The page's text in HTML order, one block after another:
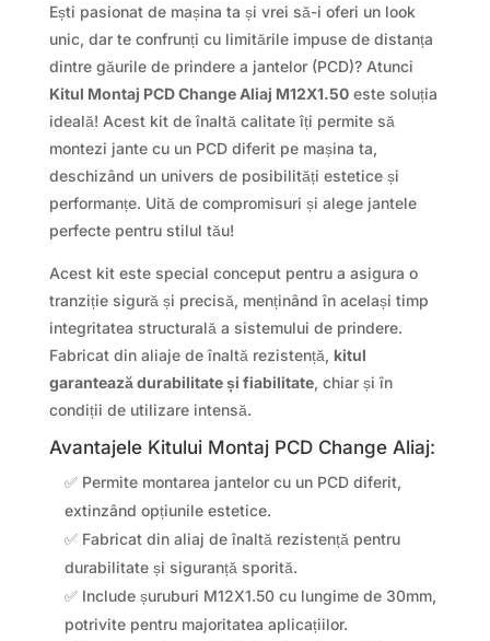
Ești pasionat de mașina ta și vrei să-i oferi un look
unic, dar te confrunți cu limitările impuse de distanța
dintre găurile de prindere a jantelor (PCD)? Atunci
Kitul Montaj PCD Change Aliaj M12X1.50este soluția
ideală! Acest kit de înaltă calitate îți permite să
montezi jante cu un PCD diferit pe mașina ta,
deschizând un univers de posibilități estetice și
performanțe. Uită de compromisuri și alege jantele
perfecte pentru stilul tău!
Acest kit este special conceput pentru a asigura o
tranziție sigură și precisă, menținând în același timp
integritatea structurală a sistemului de prindere.
Fabricat din aliaje de înaltă rezistență, kitul
garantează durabilitate și fiabilitate, chiar și în
condiții de utilizare intensă.
Avantajele Kitului Montaj PCD Change Aliaj:
✅ Permite montarea jantelor cu un PCD diferit,
extinzând opțiunile estetice.
✅ Fabricat din aliaj de înaltă rezistență pentru
durabilitate și siguranță sporită.
✅ Include șuruburi M12X1.50 cu lungime de 30mm,
potrivite pentru majoritatea aplicațiilor.